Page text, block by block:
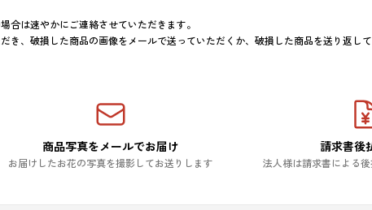
合は速やかにご連絡させていただきます。
き、破損した商品の画像をメールで送っていただくか、破損した商品を送り返し
商品写真をメールでお届け
お届けしたお花の写真を撮影してお送りします
請求書後
法人様は請求書による